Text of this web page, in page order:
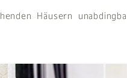
Häusern